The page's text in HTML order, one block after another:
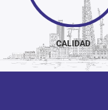
CALIDAD